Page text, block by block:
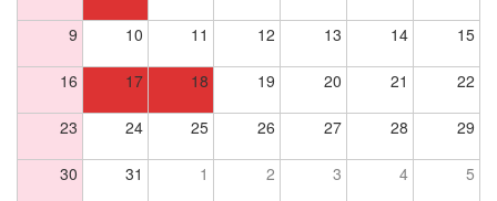
9 10 11 12 13 14 15
16 17 18 19 20 21 22
23 24 25 26 27 28 29
30 31 1 2 3 4 5